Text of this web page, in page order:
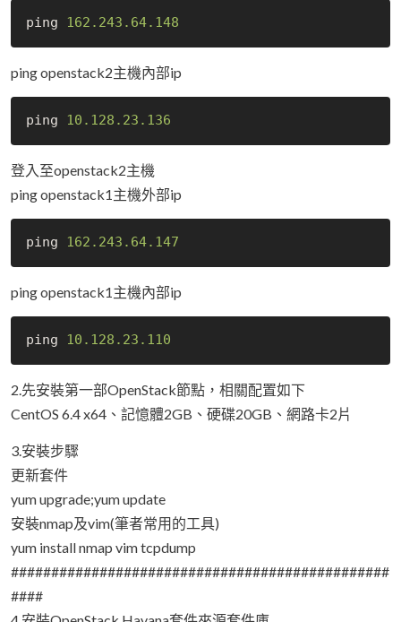
ping 162.243 .64.148
ping openstack2主機內部ip
ping 10.128 .23 .136
登入至openstack2主機
ping openstack1主機外部ip
ping 162.243 .64.147
ping openstack1主機內部ip
ping 10.128 .23 .110
2.先安裝第一部OpenStack節點，相關配置如下
CentOS 6.4 x64、記憶體2GB、硬碟20GB、網路卡2片
3.安裝步驟
更新套件
yum upgrade;yum update
安裝nmap及vim(筆者常用的工具)
yum install nmap vim tcpdump
###############################################
####